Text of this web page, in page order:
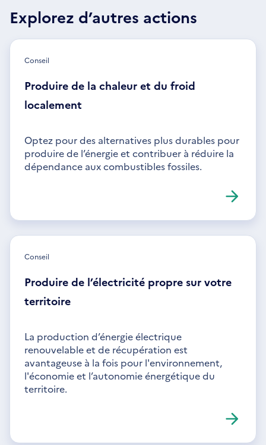
Explorez d’autres actions
Conseil
Produire de la chaleur et du froid
localement
Optez pour des alternatives plus durables pour
produire de l’énergie et contribuer à réduire la
dépendance aux combustibles fossiles.
Conseil
Produire de l’électricité propre sur votre
territoire
La production d’énergie électrique
renouvelable et de récupération est
avantageuse à la fois pour l'environnement,
l'économie et l’autonomie énergétique du
territoire.